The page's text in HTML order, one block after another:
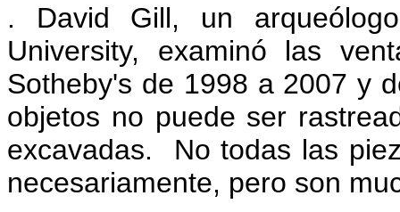
. David Gill, un
University, examinó las
Sotheby's de 1998 a 2007 y
objetos no puede ser
excavadas.
No todas las
necesariamente, pero son